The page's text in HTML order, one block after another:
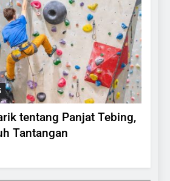
tentang Panjat Tebing,
Tantangan